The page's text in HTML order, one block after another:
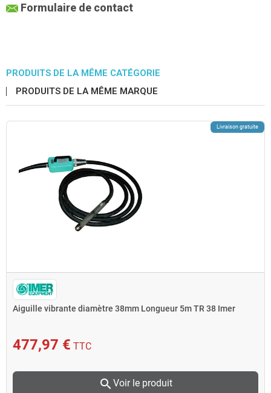
Formulaire de contact
PRODUITS DE LA MÊME CATÉGORIE
PRODUITS DE LA MÊME MARQUE
Livraison gratuite
Aiguille vibrante diamètre 38mm Longueur 5m TR 38 Imer
477,97 € TTC
search Voir le produit